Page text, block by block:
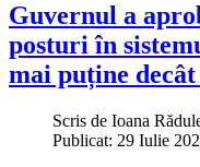
Guvernul a
posturi în
mai puține
Scris de Ioana
Publicat: 29 Iulie